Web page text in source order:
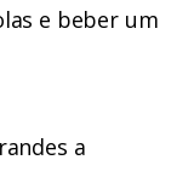
e beber um
a